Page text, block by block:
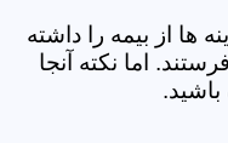
ها از بیمه را داشته
اما نکته آنجا